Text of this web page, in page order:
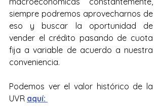
siempre podremos aprovecharnos de
eso y buscar la oportunidad de
vender el crédito pasando de cuota
fija a variable de acuerdo a nuestra
conveniencia.
Podemos ver el valor histórico de la
UVR aquí: